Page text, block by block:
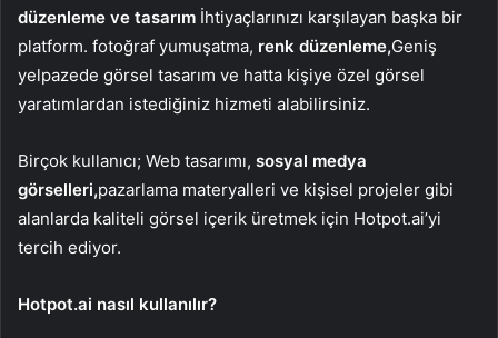
düzenleme ve tasarım İhtiyaçlarınızı karşılayan başka bir
platform. fotoğraf yumuşatma, renk düzenleme,Geniş
yelpazede görsel tasarım ve hatta kişiye özel görsel
yaratımlardan istediğiniz hizmeti alabilirsiniz.
Birçok kullanıcı; Web tasarımı, sosyal medya
görselleri,pazarlama materyalleri ve kişisel projeler gibi
alanlarda kaliteli görsel içerik üretmek için Hotpot.ai’yi
tercih ediyor.
Hotpot.ai nasıl kullanılır?